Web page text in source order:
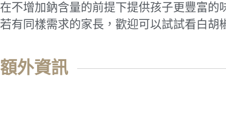
在不增加鈉含量的前提下提供孩子更豐富的
若有同樣需求的家長，歡迎可以試試看白胡
額外資訊